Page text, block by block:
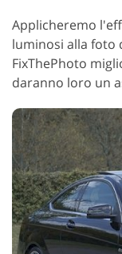
Applicheremo
luminosi alla foto
FixThePhoto
daranno loro un